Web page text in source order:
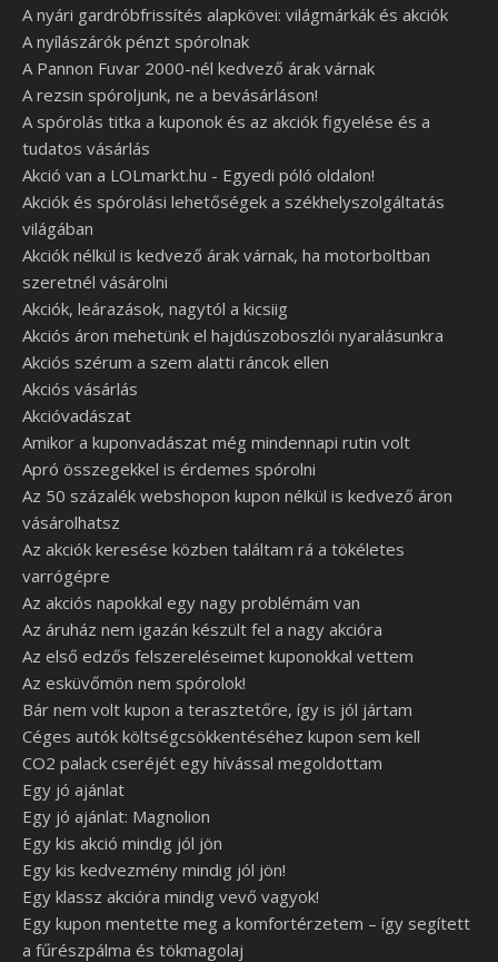
A nyári gardróbfrissítés alapkövei: világmárkák és akciók
A nyílászárók pénzt spórolnak
A Pannon Fuvar 2000-nél kedvező árak várnak
A rezsin spóroljunk, ne a bevásárláson!
A spórolás titka a kuponok és az akciók figyelése és a
tudatos vásárlás
Akció van a LOLmarkt.hu - Egyedi póló oldalon!
Akciók és spórolási lehetőségek a székhelyszolgáltatás
világában
Akciók nélkül is kedvező árak várnak, ha motorboltban
szeretnél vásárolni
Akciók, leárazások, nagytól a kicsiig
Akciós áron mehetünk el hajdúszoboszlói nyaralásunkra
Akciós szérum a szem alatti ráncok ellen
Akciós vásárlás
Akcióvadászat
Amikor a kuponvadászat még mindennapi rutin volt
Apró összegekkel is érdemes spórolni
Az 50 százalék webshopon kupon nélkül is kedvező áron
vásárolhatsz
Az akciók keresése közben találtam rá a tökéletes
varrógépre
Az akciós napokkal egy nagy problémám van
Az áruház nem igazán készült fel a nagy akcióra
Az első edzős felszereléseimet kuponokkal vettem
Az esküvőmön nem spórolok!
Bár nem volt kupon a terasztetőre, így is jól jártam
Céges autók költségcsökkentéséhez kupon sem kell
CO2 palack cseréjét egy hívással megoldottam
Egy jó ajánlat
Egy jó ajánlat: Magnolion
Egy kis akció mindig jól jön
Egy kis kedvezmény mindig jól jön!
Egy klassz akcióra mindig vevő vagyok!
Egy kupon mentette meg a komfortérzetem – így segített
a fűrészpálma és tökmagolaj